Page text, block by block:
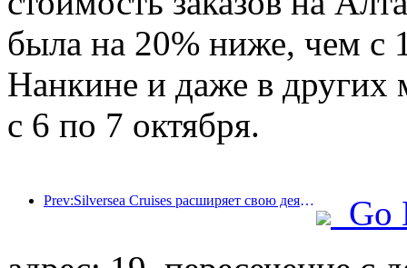
была на 20% ниже, чем с
Нанкине и даже в других
с 6 по 7 октября.
Prev:Silversea Cruises расширяет свою деятельность в гостиничном бизнесе
Go